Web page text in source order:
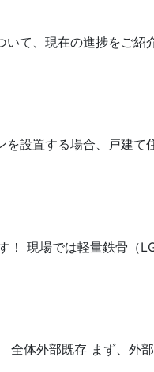
て、現在の進捗をご
設置する場合、戸建
現場では軽量鉄骨（
体外部既存 まず、